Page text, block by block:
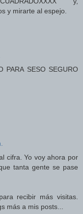
y mirarte al espejo.
PARA SESO SEGURO
cifra. Yo voy ahora por
tanta gente se pase
recibir más visitas.
más a mis posts...